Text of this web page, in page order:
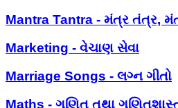
Mantra Tantra - મંત્ર તંત્ર,
Marketing - વેચાણ સેવા
Marriage Songs - લગ્ન ગીતો
Maths - ગણિત તથા